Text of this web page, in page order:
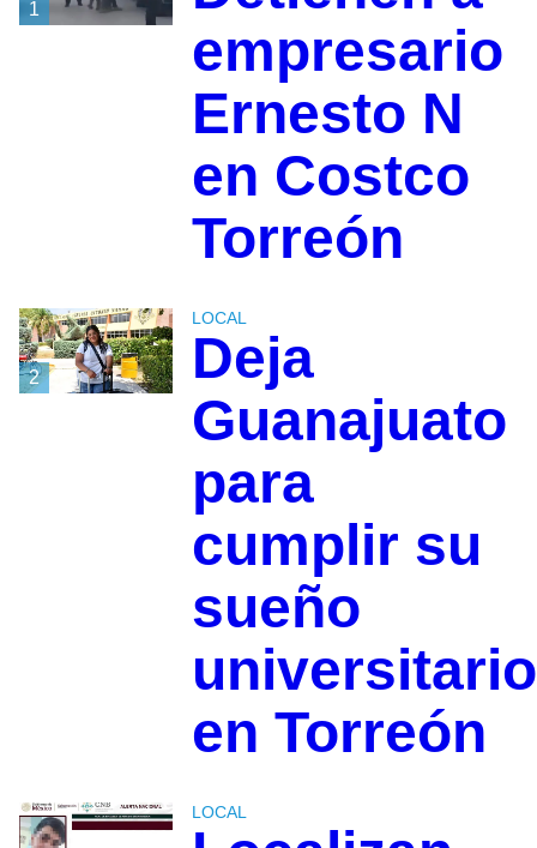
1
empresario
Ernesto N
en Costco
Torreón
2
LOCAL
Deja
Guanajuato
para
cumplir su
sueño
universitario
en Torreón
LOCAL